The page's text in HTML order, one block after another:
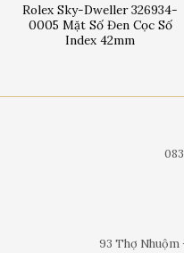
Rolex Sky-Dweller 326934-
0005 Mặt Số Đen Cọc Số
Index 42mm
93 Thợ